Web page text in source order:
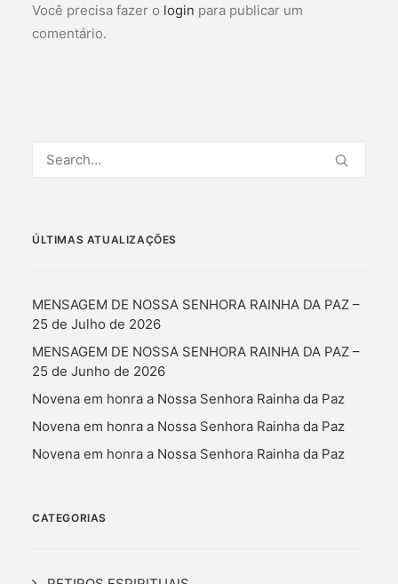
Você precisa fazer o login para publicar um
comentário.
ÚLTIMAS ATUALIZAÇÕES
MENSAGEM DE NOSSA SENHORA RAINHA DA PAZ –
25 de Julho de 2026
MENSAGEM DE NOSSA SENHORA RAINHA DA PAZ –
25 de Junho de 2026
Novena em honra a Nossa Senhora Rainha da Paz
Novena em honra a Nossa Senhora Rainha da Paz
Novena em honra a Nossa Senhora Rainha da Paz
CATEGORIAS